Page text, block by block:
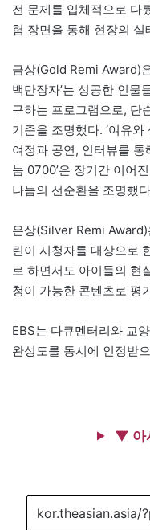
전 문제를 입체적으로 다
험 장면을 통해 현장의
금상(Gold Remi Award)
백만장자’는 성공한 인물
구하는 프로그램으로, 단
기준을 조명했다. ‘여유
여정과 공연, 인터뷰를 통
눔 0700’은 장기간 이어
나눔의 선순환을 조명했
은상(Silver Remi Award)
린이 시청자를 대상으로
로 하면서도 아이들의 현
청이 가능한 콘텐츠로 평
EBS는 다큐멘터리와 교
완성도를 동시에 인정받
▼ 아